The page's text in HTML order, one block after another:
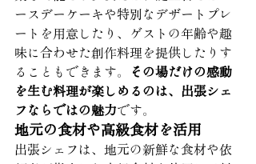
ースデーケーキや特別なデザートプレ
ートを用意したり、ゲストの年齢や趣
味に合わせた創作料理を提供したりす
ることもできます。
その場だけの感動
を生む料理が楽しめるのは、出張シェ
フならではの魅力です。
地元の食材や高級食材を活用
出張シェフは、地元の新鮮な食材や依